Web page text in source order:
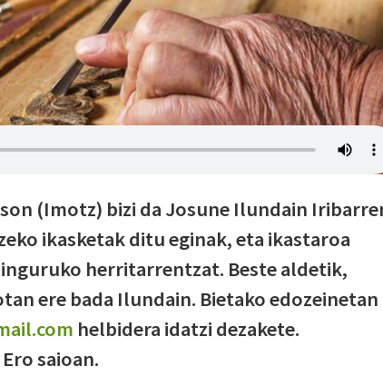
(Imotz) bizi da Josune Ilundain
ikasketak ditu eginak, eta ikastaroa
herritarrentzat. Beste aldetik,
ere bada Ilundain. Bietako edozeinetan
helbidera idatzi dezakete.
saioan.